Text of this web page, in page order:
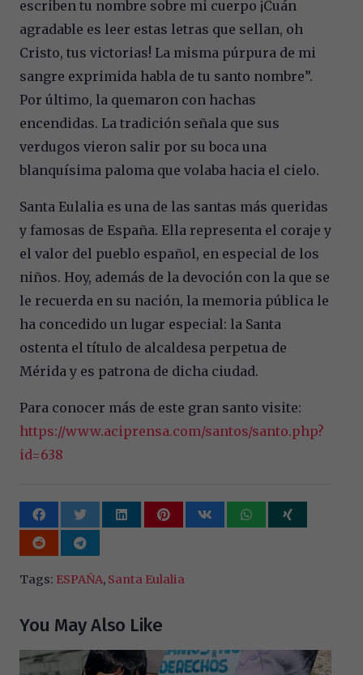
escriben tu nombre sobre mi cuerpo ¡Cuán
agradable es leer estas letras que sellan, oh
Cristo, tus victorias! La misma púrpura de mi
sangre exprimida habla de tu santo nombre”.
Por último, la quemaron con hachas
encendidas. La tradición señala que sus
verdugos vieron salir por su boca una
blanquísima paloma que volaba hacia el cielo.
Santa Eulalia es una de las santas más queridas
y famosas de España. Ella representa el coraje y
el valor del pueblo español, en especial de los
niños. Hoy, además de la devoción con la que se
le recuerda en su nación, la memoria pública le
ha concedido un lugar especial: la Santa
ostenta el título de alcaldesa perpetua de
Mérida y es patrona de dicha ciudad.
Para conocer más de este gran santo visite:
https://www.aciprensa.com/santos/santo.php?
id=638
Tags: ESPAÑA, Santa Eulalia
You May Also Like